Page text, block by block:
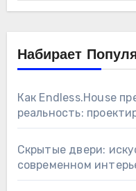
Набирает
Как Endless.House
реальность:
Скрытые двери:
современном